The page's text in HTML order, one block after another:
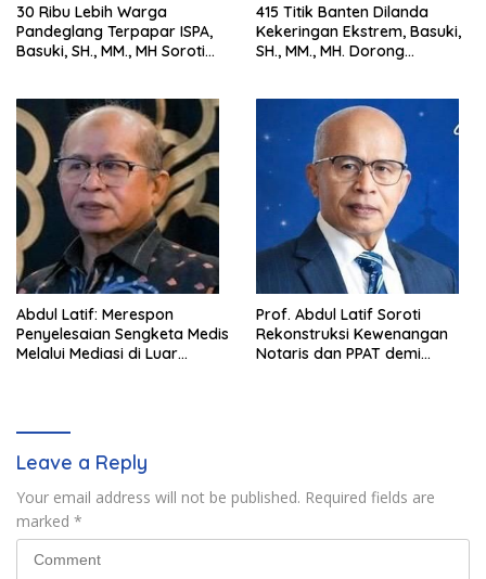
30 Ribu Lebih Warga
Pandeglang Terpapar ISPA,
Basuki, SH., MM., MH Soroti
415 Titik Banten Dilanda
Kekeringan Ekstrem, Basuki,
SH., MM., MH. Dorong
Abdul Latif: Merespon
Penyelesaian Sengketa Medis
Melalui Mediasi di Luar
Prof. Abdul Latif Soroti
Rekonstruksi Kewenangan
Notaris dan PPAT demi
Leave a Reply
Your email address will not be published. Required fields are
marked *